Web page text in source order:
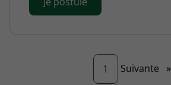
1 Page
Suivante »